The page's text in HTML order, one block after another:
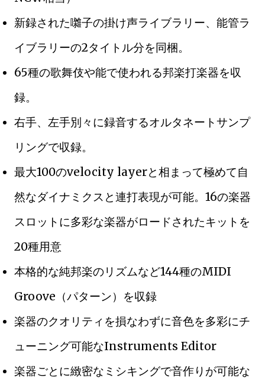
新録された囃子の掛け声ライブラリー、能管ラ
イブラリーの2タイトル分を同梱。
65種の歌舞伎や能で使われる邦楽打楽器を収
録。
右手、左手別々に録音するオルタネートサンプ
リングで収録。
最大100のvelocity layerと相まって極めて自
然なダイナミクスと連打表現が可能。16の楽器
スロットに多彩な楽器がロードされたキットを
20種用意
本格的な純邦楽のリズムなど144種のMIDI
Groove（パターン）を収録
楽器のクオリティを損なわずに音色を多彩にチ
ューニング可能なInstruments Editor
楽器ごとに緻密なミシキングで音作りが可能な